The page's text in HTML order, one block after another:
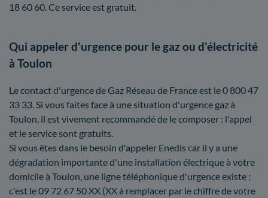
18 60 60. Ce service est gratuit.
Qui appeler d'urgence pour le gaz ou d'électricité
à Toulon
Le contact d'urgence de Gaz Réseau de France est le 0 800 47
33 33. Si vous faites face à une situation d'urgence gaz à
Toulon, il est vivement recommandé de le composer : l'appel
et le service sont gratuits.
Si vous êtes dans le besoin d'appeler Enedis car il y a une
dégradation importante d'une installation électrique à votre
domicile à Toulon, une ligne téléphonique d'urgence existe :
c'est le 09 72 67 50 XX (XX à remplacer par le chiffre de votre